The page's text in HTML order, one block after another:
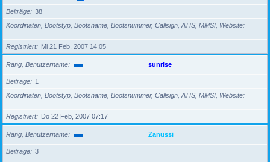
Beiträge
38
Koordinaten, Bootstyp, Bootsname, Bootsnummer, Callsign, ATIS, MMSI, Website
Registriert Mi 21 Feb, 2007 14:05
Rang, Benutzername sunrise
Beiträge
1
Koordinaten, Bootstyp, Bootsname, Bootsnummer, Callsign, ATIS, MMSI, Website
Registriert Do 22 Feb, 2007 07:17
Rang, Benutzername Zanussi
Beiträge
3